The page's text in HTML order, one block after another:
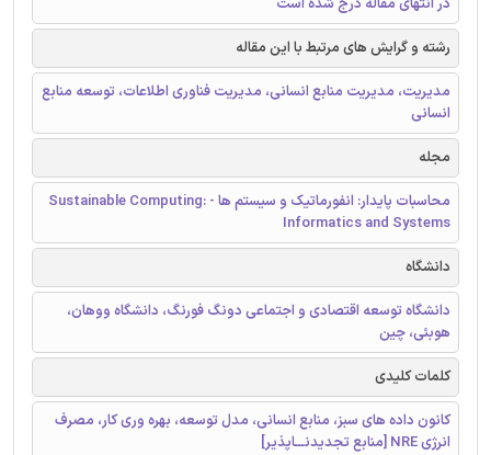
رشته و گرایش های مرتبط با این مقاله
مدیریت، مدیریت منابع انسانی، مدیریت فناوری اطلاعات، توسعه منابع
انسانی
مجله
محاسبات پایدار: انفورماتیک و سیستم ها - Sustainable Computing:
Informatics and Systems
دانشگاه
دانشگاه توسعه اقتصادی و اجتماعی دونگ فورنگ، دانشگاه ووهان،
هوبئی، چین
کلمات کلیدی
کانون داده های سبز، منابع انسانی، مدل توسعه، بهره وری کار، مصرف
انرژی NRE [منابع تجدیدنـــاپذیر]